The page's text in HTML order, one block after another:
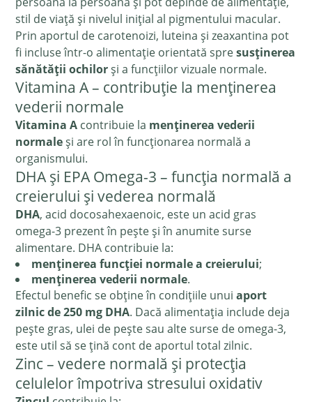
stil de viață și nivelul inițial al pigmentului macular.
Prin aportul de carotenoizi, luteina și zeaxantina pot
fi incluse într-o alimentație orientată spresusținerea
sănătății ochilorși a funcțiilor vizuale normale.
Vitamina A – contribuție la menținerea
vederii normale
Vitamina A contribuie la menținerea vederii
normaleși are rol în funcționarea normală a
organismului.
DHA și EPA Omega-3 – funcția normală a
creierului și vederea normală
DHA, acid docosahexaenoic, este un acid gras
omega-3 prezent în pește și în anumite surse
alimentare. DHA contribuie la:
menținerea funcției normale a creierului;
menținerea vederii normale.
Efectul benefic se obține în condițiile unuiaport
zilnic de 250 mg DHA. Dacă alimentația include deja
pește gras, ulei de pește sau alte surse de omega-3,
este util să se țină cont de aportul total zilnic.
Zinc – vedere normală și protecția
celulelor împotriva stresului oxidativ